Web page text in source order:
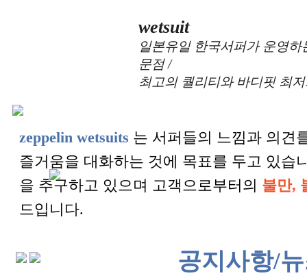
wetsuit
일본유일 한국서퍼가 운영
문점 /
최고의 퀄리티와 바디핏 최
zeppelin wetsuits 는 서퍼들의 느낌과 의견
즐거움을 대화하는 것에 목표를 두고 있
을 추구하고 있으며 고객으로부터의 불만,
드입니다.
공지사항/